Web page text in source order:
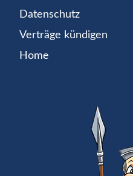
Datenschutz
Verträge kündigen
Home